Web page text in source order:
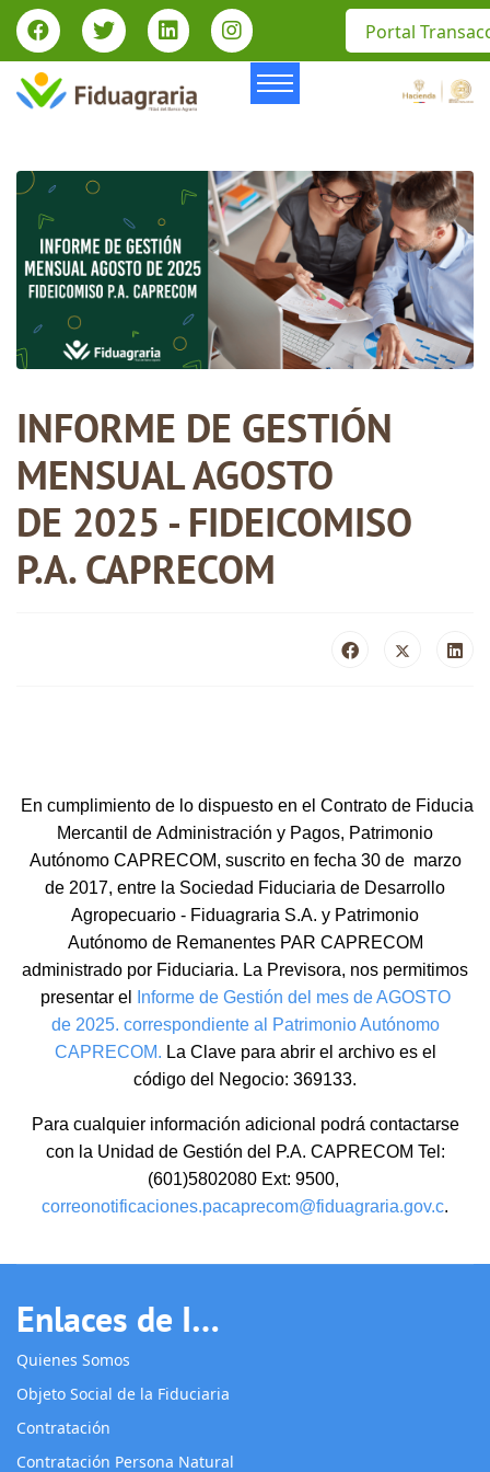
Portal
INFORME DE GESTIÓN
MENSUAL AGOSTO
DE 2025 - FIDEICOMISO
P.A. CAPRECOM
En cumplimiento de lo dispuesto en el Contrato de Fiducia
Mercantil de Administración y Pagos, Patrimonio
Autónomo CAPRECOM, suscrito en fecha 30 de ​ marzo
de 2017, entre la Sociedad Fiduciaria de Desarrollo
Agropecuario - Fiduagraria S.A. y Patrimonio
Autónomo de Remanentes PAR CAPRECOM
administrado por Fiduciaria. La Previsora, nos permitimos
presentar el
Informe de Gestión del mes de AGOSTO
de 2025. correspondiente al Patrimonio Autónomo
CAPRECOM. La Clave para abrir el archivo es el
código del Negocio: 369133.
Para cualquier información adicional podrá contactarse
con la Unidad de Gestión del P.A. CAPRECOM Tel:
(601)5802080 Ext: 9500,
correonotificaciones.pacaprecom@fiduagraria.gov.c.
Enlaces de Interés
Quienes Somos
Objeto Social de la Fiduciaria
Contratación
Contratación Persona Natural